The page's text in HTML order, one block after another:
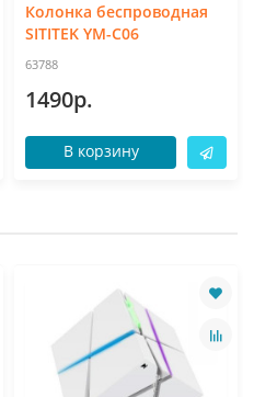
Колонка беспроводная
SITITEK YM-C06
63788
1490р.
В корзину